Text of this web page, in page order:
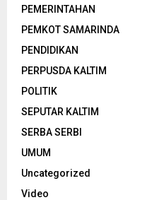
PEMERINTAHAN
PEMKOT SAMARINDA
PENDIDIKAN
PERPUSDA KALTIM
POLITIK
SEPUTAR KALTIM
SERBA SERBI
UMUM
Uncategorized
Video